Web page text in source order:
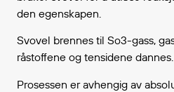
den egenskapen.
Svovel brennes til So3-gass,
råstoffene og tensidene dannes.
Prosessen er avhengig av